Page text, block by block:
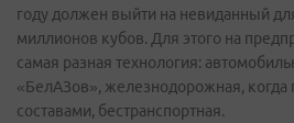
году должен выйти на невиданный
миллионов кубов. Для этого на
самая разная технология:
«БелАЗов», железнодорожная, когда
составами, бестранспортная.